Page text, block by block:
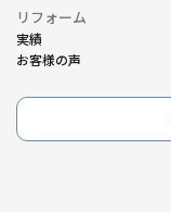
リフォーム
実績
お客様の声